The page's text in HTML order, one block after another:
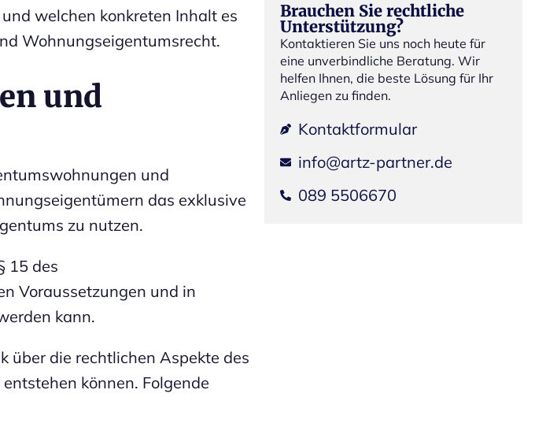
welchen konkreten Inhalt es
Wohnungseigentumsrecht.
und
und
das exklusive
zu nutzen.
15 des
Voraussetzungen und in
kann.
über die rechtlichen Aspekte des
können. Folgende
Brauchen Sie rechtliche
Unterstützung?
Kontaktieren Sie uns noch heute für
eine unverbindliche Beratung. Wir
helfen Ihnen, die beste Lösung für Ihr
Anliegen zu finden.
Kontaktformular
info@artz-partner.de
089 5506670